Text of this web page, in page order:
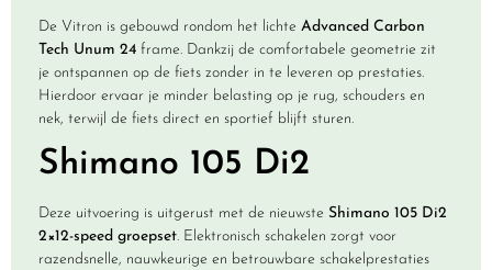
De Vitron is gebouwd rondom het lichte Advanced Carbon
Tech Unum 24 frame. Dankzij de comfortabele geometrie zit
je ontspannen op de fiets zonder in te leveren op prestaties.
Hierdoor ervaar je minder belasting op je rug, schouders en
nek, terwijl de fiets direct en sportief blijft sturen.
Shimano 105 Di2
Deze uitvoering is uitgerust met de nieuwste Shimano 105 Di2
2×12-speed groepset. Elektronisch schakelen zorgt voor
razendsnelle, nauwkeurige en betrouwbare schakelprestaties